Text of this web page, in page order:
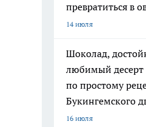
превратиться в
14 июля
Шоколад,
любимый десерт
по простому
Букингемского
16 июля